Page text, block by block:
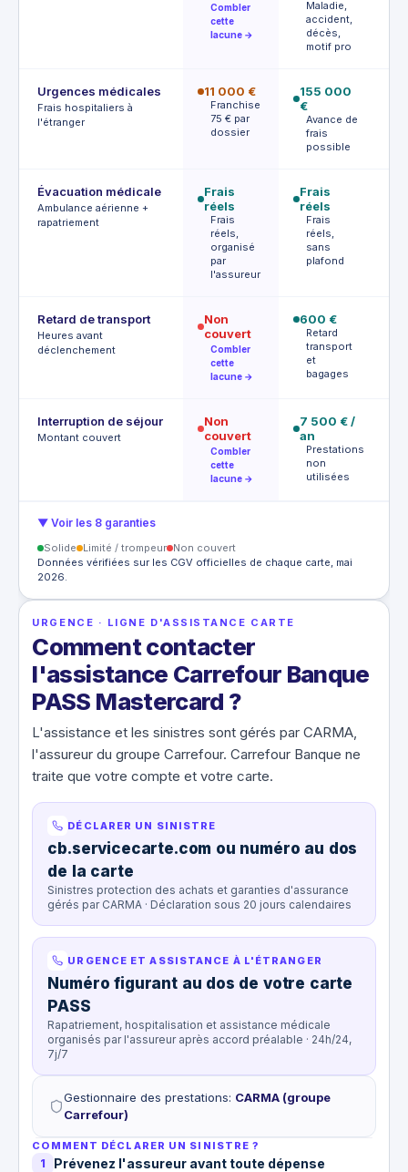
Combler
cette
lacune →
Maladie,
accident,
décès,
motif pro
Urgences médicales
Frais hospitaliers à
l'étranger
11 000 €
Franchise
75 € par
dossier
155 000
€
Avance de
frais
possible
Évacuation médicale
Ambulance aérienne +
rapatriement
Frais
réels
Frais
réels,
organisé
par
l'assureur
Frais
réels
Frais
réels,
sans
plafond
Retard de transport
Heures avant
déclenchement
Non
couvert
Combler
cette
lacune →
600 €
Retard
transport
et
bagages
Interruption de séjour
Montant couvert
Non
couvert
Combler
cette
lacune →
7 500 € /
an
Prestations
non
utilisées
▼ Voir les 8 garanties
Solide Limité / trompeur Non couvert
Données vérifiées sur les CGV officielles de chaque carte, mai
2026.
URGENCE · LIGNE D'ASSISTANCE CARTE
Comment contacter
l'assistance Carrefour Banque
PASS Mastercard ?
L'assistance et les sinistres sont gérés par CARMA,
l'assureur du groupe Carrefour. Carrefour Banque ne
traite que votre compte et votre carte.
DÉCLARER UN SINISTRE
cb.servicecarte.com ou numéro au dos
de la carte
Sinistres protection des achats et garanties d'assurance
gérés par CARMA · Déclaration sous 20 jours calendaires
URGENCE ET ASSISTANCE À L'ÉTRANGER
Numéro figurant au dos de votre carte
PASS
Rapatriement, hospitalisation et assistance médicale
organisés par l'assureur après accord préalable · 24h/24,
7j/7
Gestionnaire des prestations: CARMA (groupe
Carrefour)
COMMENT DÉCLARER UN SINISTRE ?
1 Prévenez l'assureur avant toute dépense